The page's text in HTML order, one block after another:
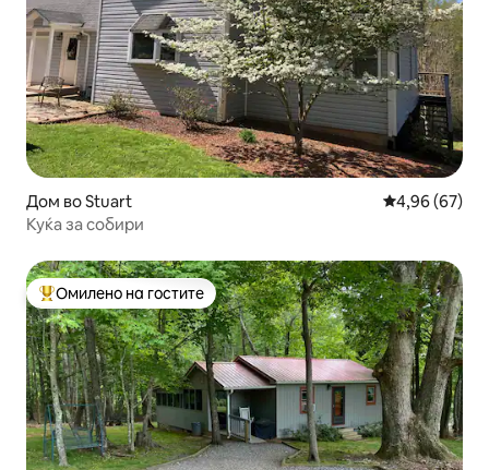
Дом во Stuart Просечна
4,96 (67)
Куќа за собири
Меѓу најуспешните „Омилени на гостите“
Омилено на гостите